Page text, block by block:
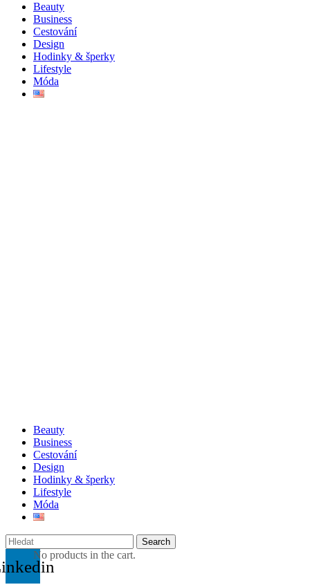
No products in the cart.
Beauty
Business
Cestování
Design
Hodinky & šperky
Lifestyle
Móda
Beauty
Business
Cestování
Design
Hodinky & šperky
Lifestyle
Móda
Search